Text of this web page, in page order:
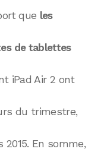
que les
de tablettes
iPad Air 2 ont
du trimestre,
En somme,